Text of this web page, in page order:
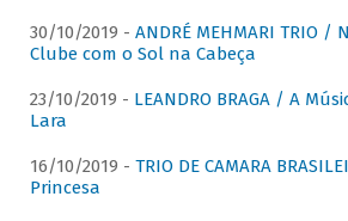
30/10/2019 - ANDRÉ MEHMARI TRIO /
Clube com o Sol na Cabeça
23/10/2019 - LEANDRO BRAGA / A
Lara
16/10/2019 - TRIO DE CAMARA
Princesa